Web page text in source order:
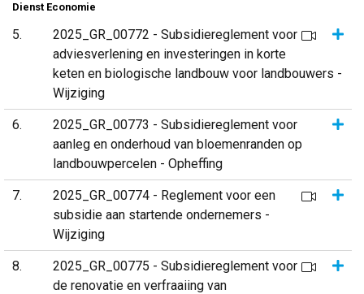
Dienst Economie
5
2025_GR_00772 - Subsidiereglement voor
adviesverlening en investeringen in korte
keten en biologische landbouw voor landbouwers -
Wijziging
6
2025_GR_00773 - Subsidiereglement voor
aanleg en onderhoud van bloemenranden op
landbouwpercelen - Opheffing
7
2025_GR_00774 - Reglement voor een
subsidie aan startende ondernemers -
Wijziging
8
2025_GR_00775 - Subsidiereglement voor
de renovatie en verfraaiing van